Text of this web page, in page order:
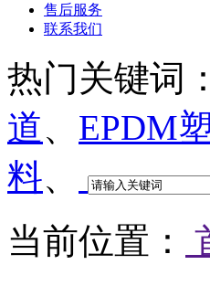
售后服务
联系我们
热门关键词：
道、 EPDM
料、
当前位置：